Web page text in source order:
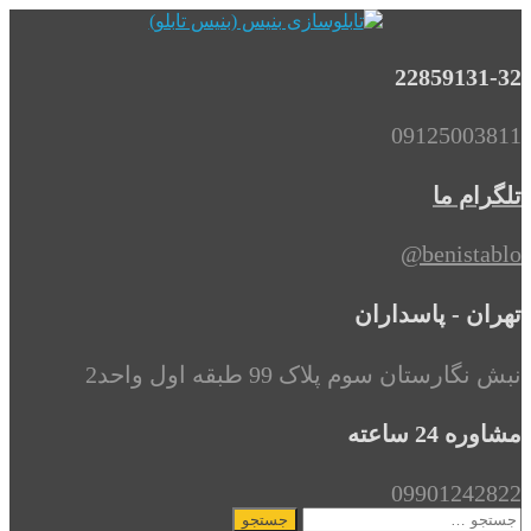
22859131-32
09125003811
تلگرام ما
benistablo@
تهران - پاسداران
نبش نگارستان سوم پلاک 99 طبقه اول واحد2
مشاوره 24 ساعته
09901242822
جستجو